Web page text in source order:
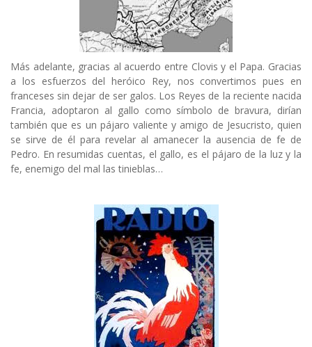
Más adelante, gracias al acuerdo entre Clovis y el Papa. Gracias
a los esfuerzos del heróico Rey, nos convertimos pues en
franceses sin dejar de ser galos. Los Reyes de la reciente nacida
Francia, adoptaron al gallo como símbolo de bravura, dirían
también que es un pájaro valiente y amigo de Jesucristo, quien
se sirve de él para revelar al amanecer la ausencia de fe de
Pedro. En resumidas cuentas, el gallo, es el pájaro de la luz y la
fe, enemigo del mal las tinieblas…